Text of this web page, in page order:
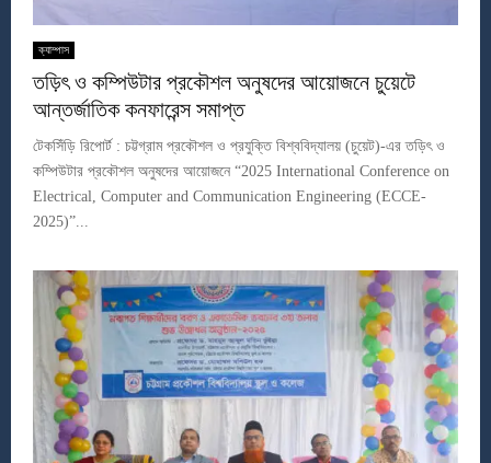
ক্যাম্পাস
তড়িৎ ও কম্পিউটার প্রকৌশল অনুষদের আয়োজনে চুয়েটে
আন্তর্জাতিক কনফারেন্স সমাপ্ত
টেকসিঁড়ি রিপোর্ট : চট্টগ্রাম প্রকৌশল ও প্রযুক্তি বিশ্ববিদ্যালয় (চুয়েট)-এর তড়িৎ ও
কম্পিউটার প্রকৌশল অনুষদের আয়োজনে “2025 International Conference on
Electrical, Computer and Communication Engineering (ECCE-
2025)”...